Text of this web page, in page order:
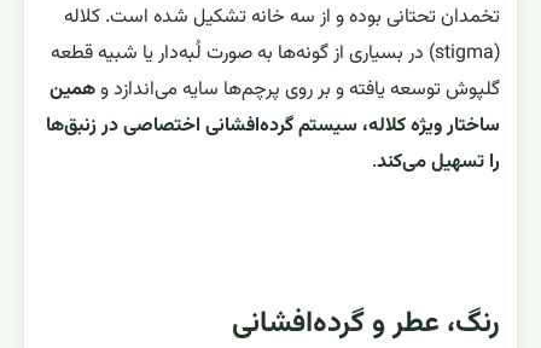
تخمدان تحتانی بوده و از سه خانه تشکیل شده است. کلاله
(stigma) در بسیاری از گونه‌ها به صورت لُبه‌دار یا شبیه قطعه
گلپوش توسعه یافته و بر روی پرچم‌ها سایه می‌اندازد وهمین
ساختار ویژه کلاله، سیستم گرده‌افشانی اختصاصی در زنبق‌ها
را تسهیل می‌کند.
رنگ، عطر و گرده‌افشانی